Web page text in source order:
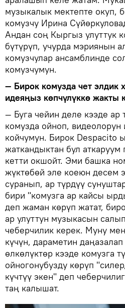
музыкалык мектепте окуп,
комузчу Ирина
Андан соң Кыргыз улуттук
бүтүрүп, учурда мэриянын
комузчулар ансамблинде
комузчумун.
— Бирок комузда чет элдик
идеяңыз көпчүлүккө жакты
— Буга чейин деле кээде ар
комузда ойноп, видеолорун
койчумун. Бирок Despacito
жаткандыктан бул аткаруум
кетти окшойт. Эми башка
жүктөбөй эле коеюн десем
суранып, ар түрдүү
бири "комузга ар кайсы
деп жаман көрүп жатат,
ар улуттун музыкасын
чеберчилик керек. Муну
күчүн, дараметин
өлкөлүктөр кээде комузга
ойногонубузду көрүп
күчтүү экен" деп
таң калышат.